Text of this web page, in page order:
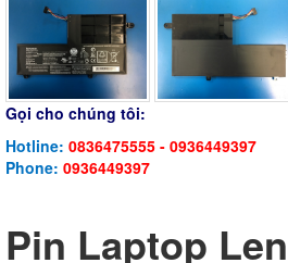
Gọi cho chúng tôi:
Hotline: 0836475555 - 0936449397
Phone: 0936449397
Pin Laptop